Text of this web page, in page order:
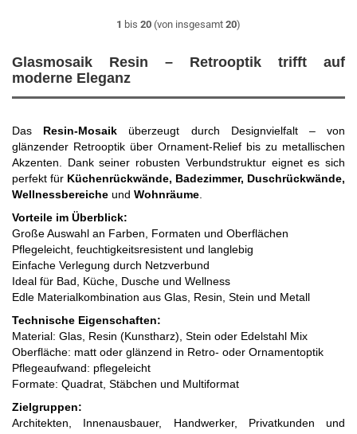
1 bis 20 (von insgesamt 20)
Glasmosaik Resin – Retrooptik trifft auf
moderne Eleganz
Das Resin-Mosaik überzeugt durch Designvielfalt – von
glänzender Retrooptik über Ornament-Relief bis zu metallischen
Akzenten. Dank seiner robusten Verbundstruktur eignet es sich
perfekt für Küchenrückwände, Badezimmer, Duschrückwände,
Wellnessbereiche und Wohnräume
Vorteile im Überblick:
Große Auswahl an Farben, Formaten und Oberflächen
Pflegeleicht, feuchtigkeitsresistent und langlebig
Einfache Verlegung durch Netzverbund
Ideal für Bad, Küche, Dusche und Wellness
Edle Materialkombination aus Glas, Resin, Stein und Metall
Technische Eigenschaften:
Material: Glas, Resin (Kunstharz), Stein oder Edelstahl Mix
Oberfläche: matt oder glänzend in Retro- oder Ornamentoptik
Pflegeaufwand: pflegeleicht
Formate: Quadrat, Stäbchen und Multiformat
Zielgruppen:
Architekten, Innenausbauer, Handwerker, Privatkunden und